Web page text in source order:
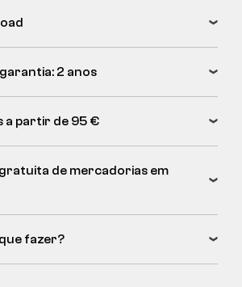
2 anos
a partir de 95 €
de mercadorias em
fazer?